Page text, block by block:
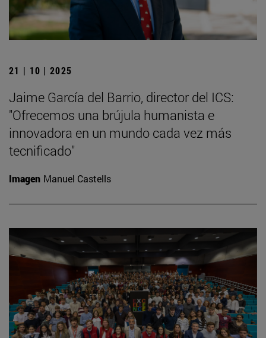
21 | 10 | 2025
Jaime García del Barrio, director del ICS:
"Ofrecemos una brújula humanista e
innovadora en un mundo cada vez más
tecnificado"
Imagen Manuel Castells